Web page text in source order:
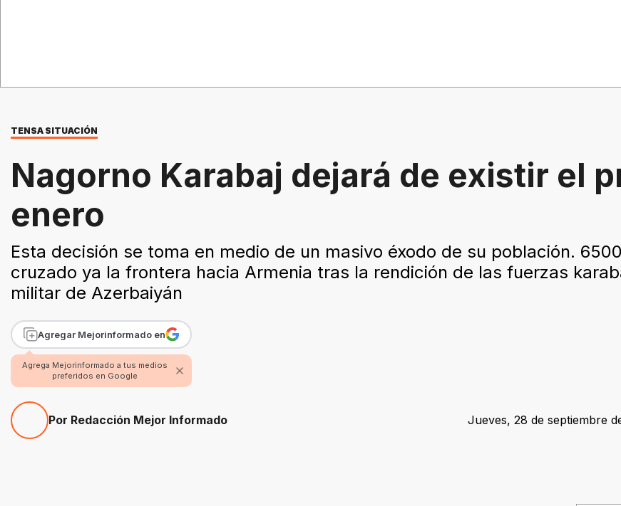
TENSA SITUACIÓN
Nagorno Karabaj dejará de existir el
enero
Esta decisión se toma en medio de un masivo éxodo de su población.
cruzado ya la frontera hacia Armenia tras la rendición de las fuerzas
militar de Azerbaiyán
Agregar Mejorinformado en
Agrega Mejorinformado a tus medios
preferidos en Google
Por Redacción Mejor Informado Jueves, 28 de septiembre